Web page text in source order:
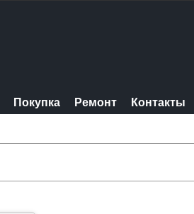
Покупка Ремонт Контакты